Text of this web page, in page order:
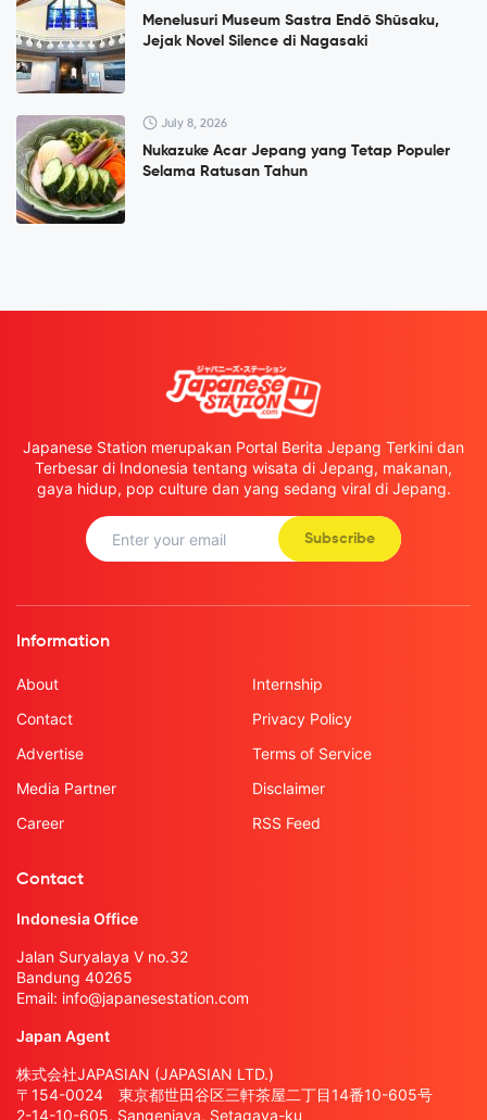
Menelusuri Museum Sastra Endō Shūsaku,
Jejak Novel Silence di Nagasaki
July 8, 2026
Nukazuke Acar Jepang yang Tetap Populer
Selama Ratusan Tahun
Japanese Station merupakan Portal Berita Jepang Terkini dan
Terbesar di Indonesia tentang wisata di Jepang, makanan,
gaya hidup, pop culture dan yang sedang viral di Jepang.
Subscribe
Information
About
Contact
Advertise
Media Partner
Career
Internship
Privacy Policy
Terms of Service
Disclaimer
RSS Feed
Contact
Indonesia Office
Jalan Suryalaya V no.32
Bandung 40265
Email: info@japanesestation.com
Japan Agent
株式会社JAPASIAN (JAPASIAN LTD.)
〒154-0024 東京都世田谷区三軒茶屋二丁目14番10-605号
2-14-10-605, Sangenjaya, Setagaya-ku